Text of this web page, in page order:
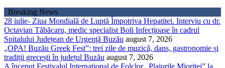
Sari
la
conținut
Breaking News
28 iulie- Ziua Mondială de Luptă Împotriva Hepatitei. Interviu cu dr.
Octavian Tăbăcaru, medic specialist Boli Infecțioase în cadrul
Spitalului Județean de Urgență Buzău august 7, 2026
„OPA! Buzău Greek Fest”: trei zile de muzică, dans, gastronomie și
tradiții grecești în județul Buzău august 7, 2026
A început Festivalul Internațional de Folclor „Plaiurile Mioriței” la